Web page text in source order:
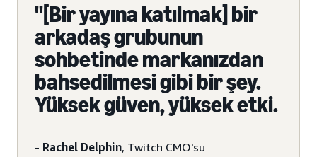
"[Bir yayına katılmak] bir
arkadaş grubunun
sohbetinde markanızdan
bahsedilmesi gibi bir şey.
Yüksek güven, yüksek etki.
- Rachel Delphin, Twitch CMO'su